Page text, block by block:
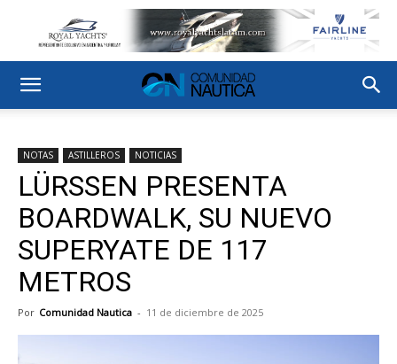
NOTAS ASTILLEROS NOTICIAS
LÜRSSEN PRESENTA
BOARDWALK, SU NUEVO
SUPERYATE DE 117
METROS
Por Comunidad Nautica - 11 de diciembre de 2025